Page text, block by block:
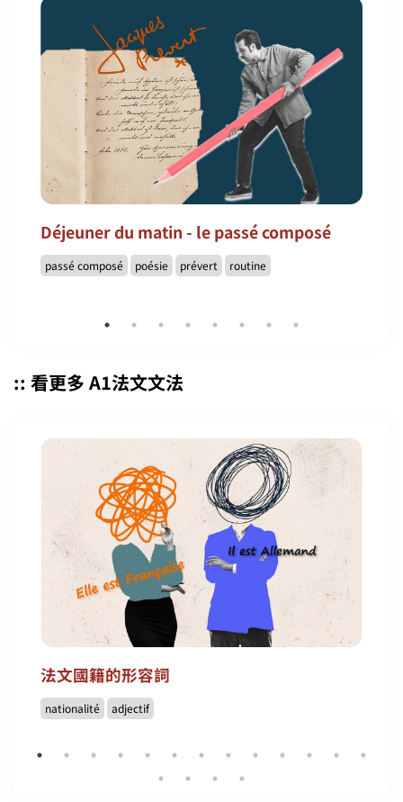
Déjeuner du matin - le passé composé
passé composé poésie prévert routine
:: 看更多 A1法文文法
法文國籍的形容詞
nationalité adjectif